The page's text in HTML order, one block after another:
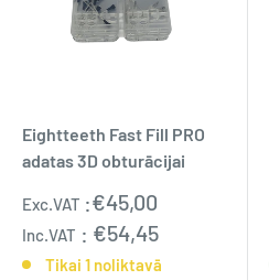
Eightteeth Fast Fill PRO
adatas 3D obturācijai
Pārdošanas
cena
Exc.VAT :€45,00
Inc.VAT : €54,45
Tikai 1 noliktavā